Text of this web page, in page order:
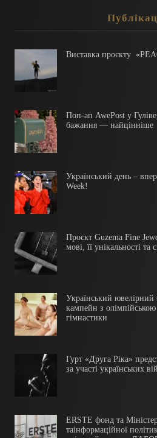
Виставка проєкту
Поп-ап AwePost у
бажання — найцінніше
Український день –
Week!
Проєкт Guzema Fine
мові,
Український ювелірний
кампейн з
гімнастики
Гурт «Друга Ріка»
за участі українських
ERSTE фонд та
таінформаційної